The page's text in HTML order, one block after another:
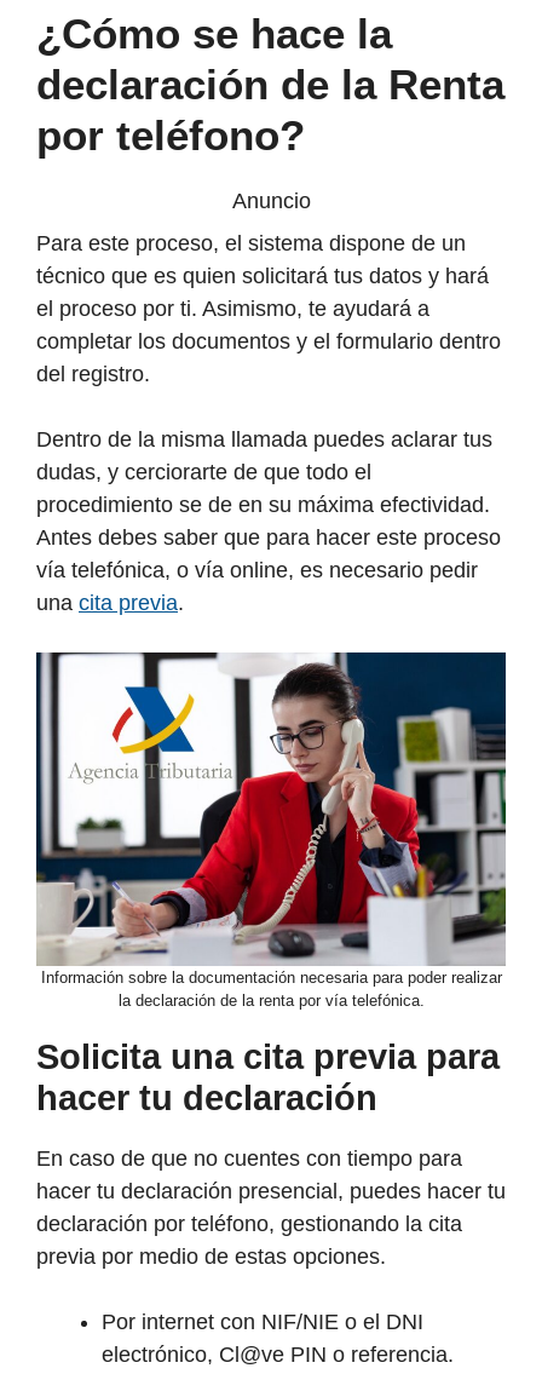
¿Cómo se hace la
declaración de la Renta
por teléfono?
Anuncio
Para este proceso, el sistema dispone de un
técnico que es quien solicitará tus datos y hará
el proceso por ti. Asimismo, te ayudará a
completar los documentos y el formulario dentro
del registro.
Dentro de la misma llamada puedes aclarar tus
dudas, y cerciorarte de que todo el
procedimiento se de en su máxima efectividad.
Antes debes saber que para hacer este proceso
vía telefónica, o vía online, es necesario pedir
una cita previa.
Información sobre la documentación necesaria para poder realizar
la declaración de la renta por vía telefónica.
Solicita una cita previa para
hacer tu declaración
En caso de que no cuentes con tiempo para
hacer tu declaración presencial, puedes hacer tu
declaración por teléfono, gestionando la cita
previa por medio de estas opciones.
Por internet con NIF/NIE o el DNI
electrónico, Cl@ve PIN o referencia.